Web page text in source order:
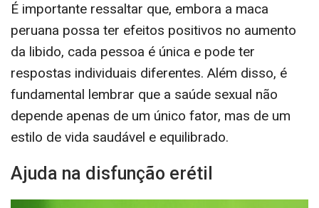
É importante ressaltar que, embora a maca
peruana possa ter efeitos positivos no aumento
da libido, cada pessoa é única e pode ter
respostas individuais diferentes. Além disso, é
fundamental lembrar que a saúde sexual não
depende apenas de um único fator, mas de um
estilo de vida saudável e equilibrado.
Ajuda na disfunção erétil